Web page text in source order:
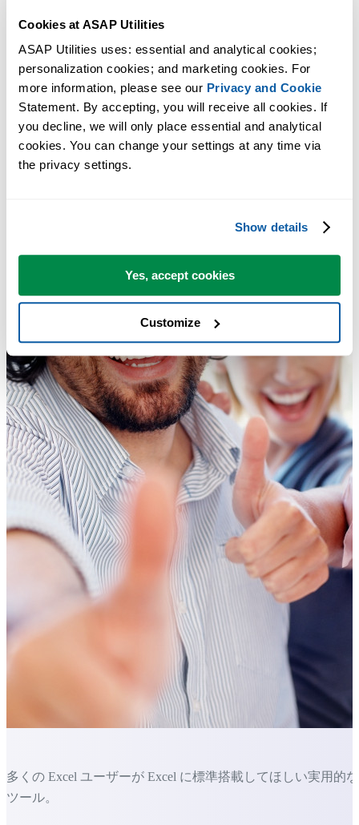
Cookies at ASAP Utilities
ASAP Utilities uses: essential and analytical cookies;
personalization cookies; and marketing cookies. For
more information, please see our Privacy and Cookie
Statement. By accepting, you will receive all cookies. If
you decline, we will only place essential and analytical
cookies. You can change your settings at any time via
the privacy settings.
Show details
Yes, accept cookies
Customize
多くの Excel ユーザーが Excel に標準搭載してほしい実用的な
ツール。